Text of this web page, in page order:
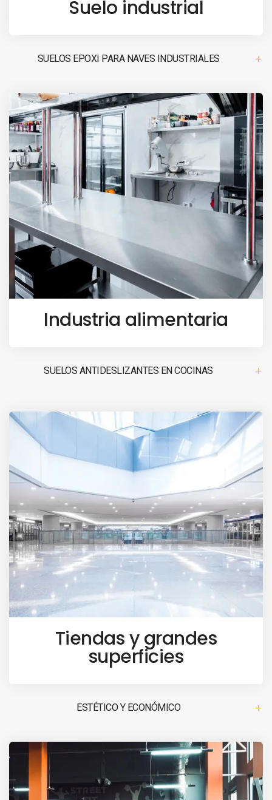
Suelo industrial
SUELOS EPOXI PARA NAVES INDUSTRIALES
Industria alimentaria
SUELOS ANTIDESLIZANTES EN COCINAS
Tiendas y grandes
superficies
ESTÉTICO Y ECONÓMICO